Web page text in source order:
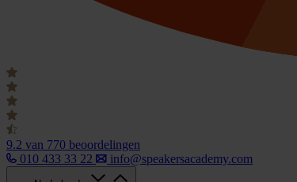
9.2 van 770 beoordelingen
010 433 33 22
info@speakersacademy.com